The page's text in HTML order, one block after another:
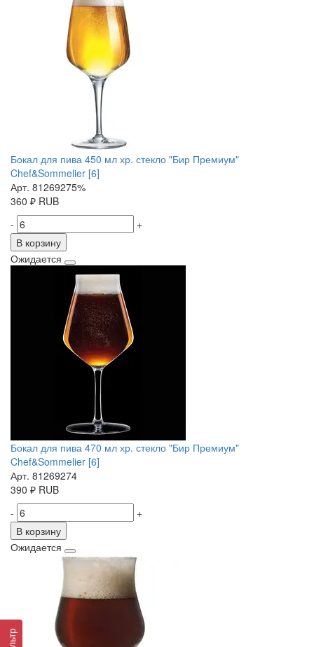
Бокал для пива 450 мл хр. стекло "Бир Премиум"
Chef&Sommelier [6]
Арт. 81269275%
360 ₽ RUB
-
+
В корзину
Ожидается
Бокал для пива 470 мл хр. стекло "Бир Премиум"
Chef&Sommelier [6]
Арт. 81269274
390 ₽ RUB
-
+
В корзину
Ожидается